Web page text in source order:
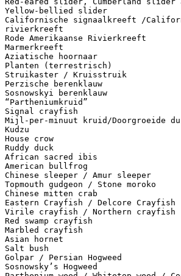
Yellow-bellied slider
Californische signaalkreeft /
rivierkreeft
Rode Amerikaanse Rivierkreeft
Marmerkreeft
Aziatische hoornaar
Planten (terrestrisch)
Struikaster / Kruisstruik
Perzische berenklauw
Sosnowskyi berenklauw
“Partheniumkruid”
Signal crayfish
Mijl-per-minuut kruid/Doorgroeide
Kudzu
House crow
Ruddy duck
African sacred ibis
American bullfrog
Chinese sleeper / Amur sleeper
Topmouth gudgeon / Stone moroko
Chinese mitten crab
Eastern Crayfish / Delcore Crayfish
Virile crayfish / Northern crayfish
Red swamp crayfish
Marbled crayfish
Asian hornet
Salt bush
Golpar / Persian Hogweed
Sosnowsky’s Hogweed